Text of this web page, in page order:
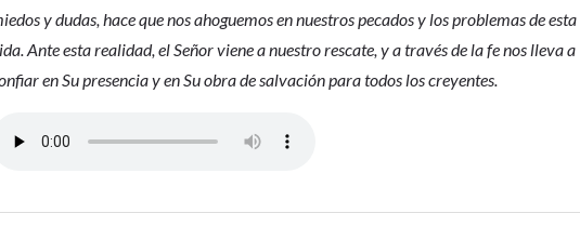
y dudas, hace que nos ahoguemos en nuestros pecados y los problemas de esta
Ante esta realidad, el Señor viene a nuestro rescate, y a través de la fe nos lleva a
en Su presencia y en Su obra de salvación para todos los creyentes.